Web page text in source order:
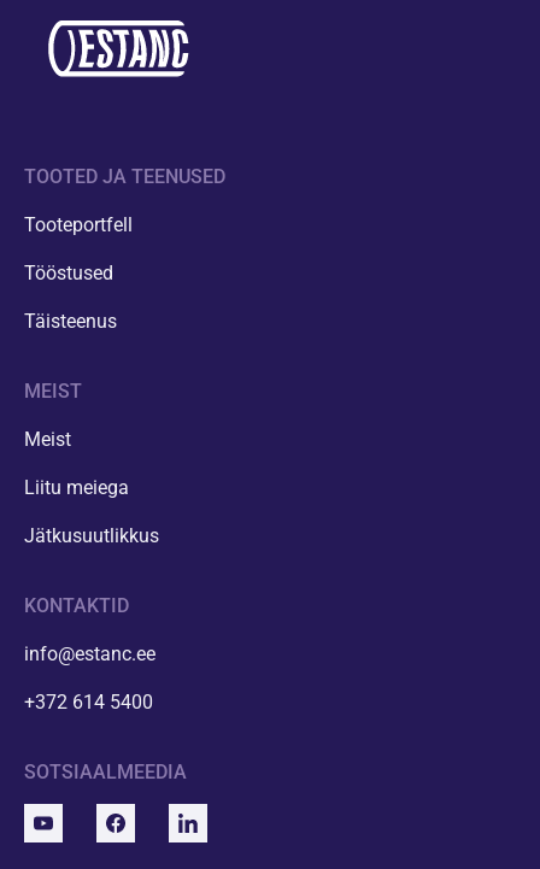
TOOTED JA TEENUSED
Tooteportfell
Tööstused
Täisteenus
MEIST
Meist
Liitu meiega
Jätkusuutlikkus
KONTAKTID
info@estanc.ee
+372 614 5400
SOTSIAALMEEDIA